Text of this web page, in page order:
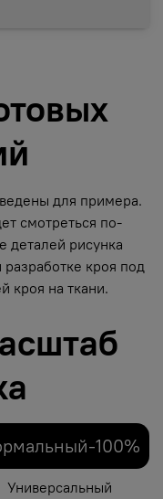
для примера.
смотреться по-
деталей рисунка
кроя под
кроя на ткани.
100%
Универсальный